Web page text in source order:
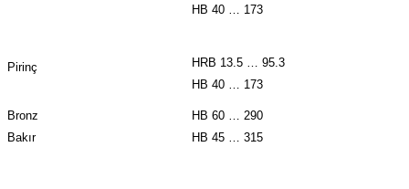
HB 40 … 173
Pirinç
HRB 13.5 … 95.3
HB 40 … 173
Bronz
HB 60 … 290
Bakır
HB 45 … 315